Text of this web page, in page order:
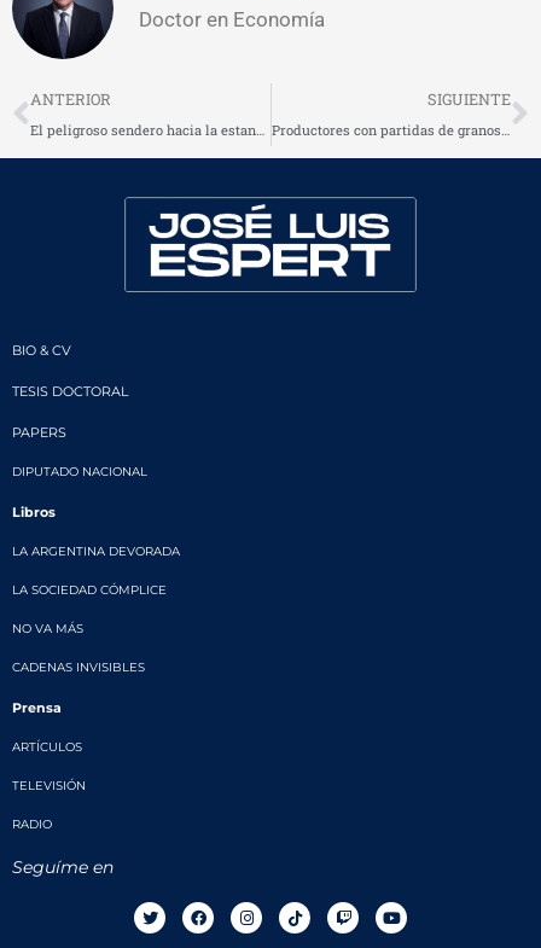
Doctor en Economía
Prev
ANTERIOR SIGUIENTE
BIO & CV
TESIS DOCTORAL
PAPERS
DIPUTADO NACIONAL
Libros
LA ARGENTINA DEVORADA
LA SOCIEDAD CÓMPLICE
NO VA MÁS
CADENAS INVISIBLES
Prensa
ARTÍCULOS
TELEVISIÓN
RADIO
Seguíme en
T
w
i
F
a
c
I
n
s
T
i
k
T
w
i
Y
o
u